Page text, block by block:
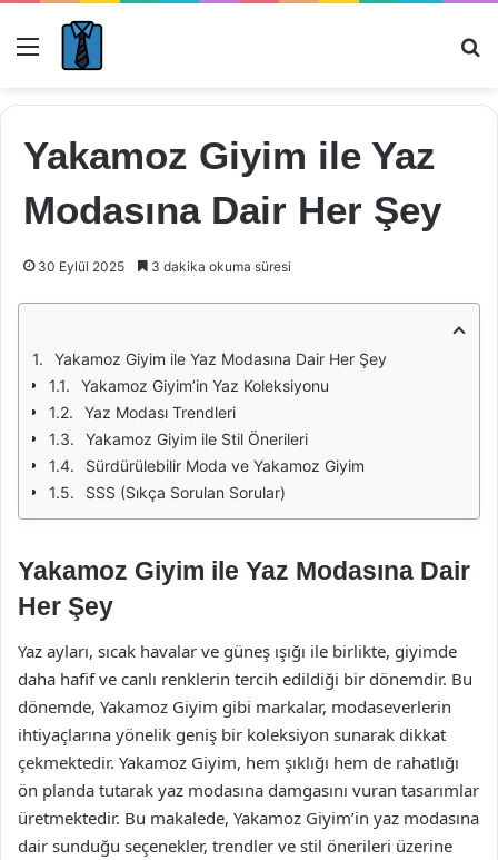
Menü
Yakamoz Giyim ile Yaz
Modasına Dair Her Şey
30 Eylül 2025 3 dakika okuma süresi
Yakamoz Giyim ile Yaz Modasına Dair Her Şey
Yakamoz Giyim’in Yaz Koleksiyonu
Yaz Modası Trendleri
Yakamoz Giyim ile Stil Önerileri
Sürdürülebilir Moda ve Yakamoz Giyim
SSS (Sıkça Sorulan Sorular)
Yakamoz Giyim ile Yaz Modasına Dair
Her Şey
Yaz ayları, sıcak havalar ve güneş ışığı ile birlikte, giyimde
daha hafif ve canlı renklerin tercih edildiği bir dönemdir. Bu
dönemde, Yakamoz Giyim gibi markalar, modaseverlerin
ihtiyaçlarına yönelik geniş bir koleksiyon sunarak dikkat
çekmektedir. Yakamoz Giyim, hem şıklığı hem de rahatlığı
ön planda tutarak yaz modasına damgasını vuran tasarımlar
üretmektedir. Bu makalede, Yakamoz Giyim’in yaz modasına
dair sunduğu seçenekler, trendler ve stil önerileri üzerine